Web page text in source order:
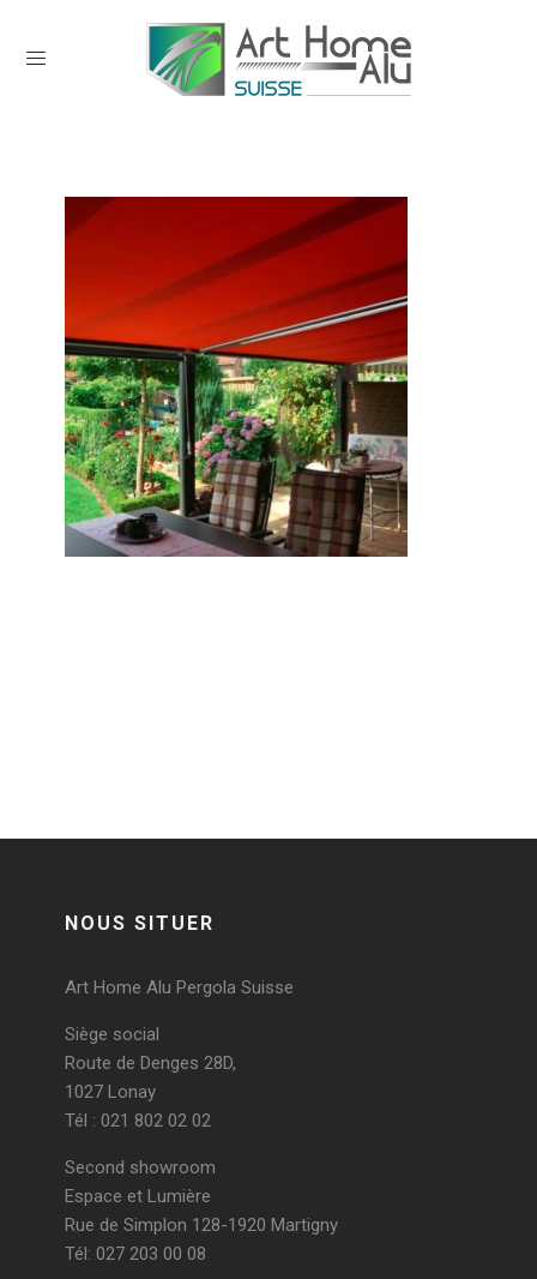
NOUS SITUER
Art Home Alu Pergola Suisse
Siège social
Route de Denges 28D,
1027 Lonay
Tél : 021 802 02 02
Second showroom
Espace et Lumière
Rue de Simplon 128-1920 Martigny
Tél: 027 203 00 08